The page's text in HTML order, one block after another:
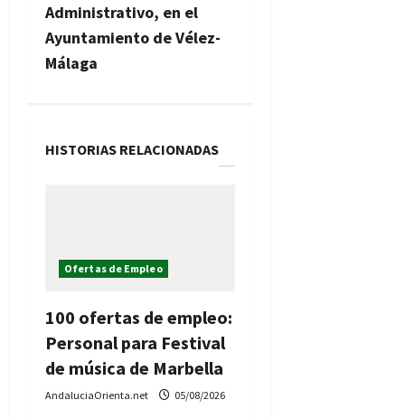
c
i
n
t
r
a
Administrativo, en el
Ayuntamiento de Vélez-
Málaga
HISTORIAS RELACIONADAS
Ofertas de Empleo
100 ofertas de empleo:
Personal para Festival
de música de Marbella
AndaluciaOrienta.net 05/08/2026